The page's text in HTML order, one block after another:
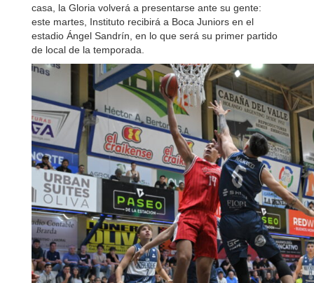
casa, la Gloria volverá a presentarse ante su gente:
este martes, Instituto recibirá a Boca Juniors en el
estadio Ángel Sandrín, en lo que será su primer partido
de local de la temporada.